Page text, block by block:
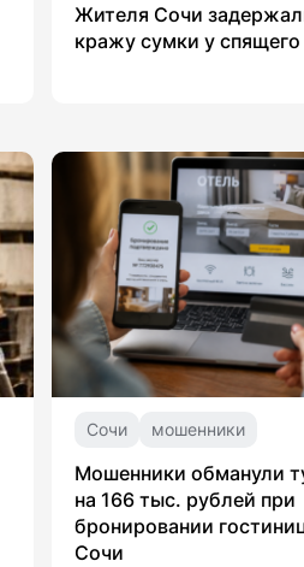
Жителя Сочи
кражу сумки у спящего
Сочи мошенники
Мошенники обманули
на 166 тыс. рублей при
бронировании
Сочи